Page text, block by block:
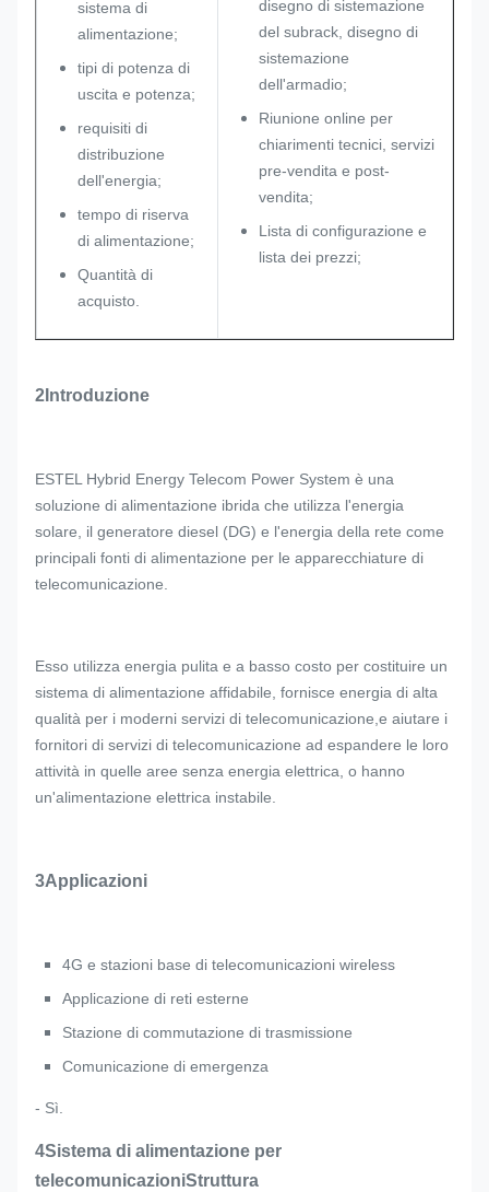
sistema di
alimentazione;
tipi di potenza di
uscita e potenza;
requisiti di
distribuzione
dell'energia;
tempo di riserva
di alimentazione;
Quantità di
acquisto.
disegno di sistemazione
del subrack, disegno di
sistemazione
dell'armadio;
Riunione online per
chiarimenti tecnici, servizi
pre-vendita e post-
vendita;
Lista di configurazione e
lista dei prezzi;
2Introduzione
ESTEL Hybrid Energy Telecom Power System è una
soluzione di alimentazione ibrida che utilizza l'energia
solare, il generatore diesel (DG) e l'energia della rete come
principali fonti di alimentazione per le apparecchiature di
telecomunicazione.
Esso utilizza energia pulita e a basso costo per costituire un
sistema di alimentazione affidabile, fornisce energia di alta
qualità per i moderni servizi di telecomunicazione,e aiutare i
fornitori di servizi di telecomunicazione ad espandere le loro
attività in quelle aree senza energia elettrica, o hanno
un'alimentazione elettrica instabile.
3Applicazioni
4G e stazioni base di telecomunicazioni wireless
Applicazione di reti esterne
Stazione di commutazione di trasmissione
Comunicazione di emergenza
- Sì.
4Sistema di alimentazione per
telecomunicazioniStruttura